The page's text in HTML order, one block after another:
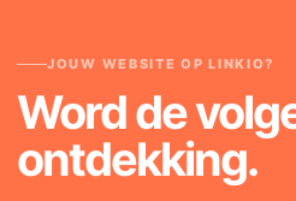
JOUW WEBSITE OP LINKIO?
Word de
ontdekking.